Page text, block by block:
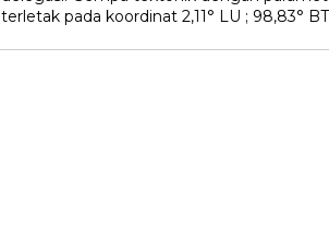
pada koordinat 2,11° LU ; 98,83°